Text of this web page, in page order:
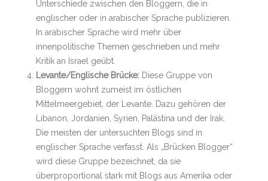
Unterschiede zwischen den Bloggern, die in
englischer oder in arabischer Sprache publizieren.
In arabischer Sprache wird mehr über
innenpolitische Themen geschrieben und mehr
Kritik an Israel geübt.
Levante/Englische Brücke: Diese Gruppe von
Bloggern wohnt zumeist im östlichen
Mittelmeergebiet, der Levante. Dazu gehören der
Libanon, Jordanien, Syrien, Palästina und der Irak.
Die meisten der untersuchten Blogs sind in
englischer Sprache verfasst. Als „Brücken Blogger“
wird diese Gruppe bezeichnet, da sie
überproportional stark mit Blogs aus Amerika oder